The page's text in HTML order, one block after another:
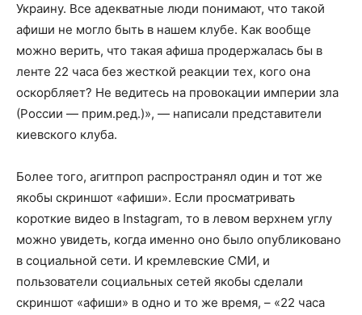
Украину. Все адекватные люди понимают, что такой
афиши не могло быть в нашем клубе. Как вообще
можно верить, что такая афиша продержалась бы в
ленте 22 часа без жесткой реакции тех, кого она
оскорбляет? Не ведитесь на провокации империи зла
(России — прим.ред.)», — написали представители
киевского клуба.
Более того, агитпроп распространял один и тот же
якобы скриншот «афиши». Если просматривать
короткие видео в Instagram, то в левом верхнем углу
можно увидеть, когда именно оно было опубликовано
в социальной сети. И кремлевские СМИ, и
пользователи социальных сетей якобы сделали
скриншот «афиши» в одно и то же время, – «22 часа